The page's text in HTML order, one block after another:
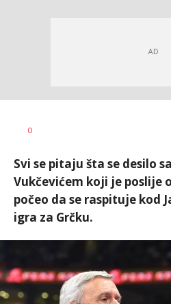
0
Svi se pitaju šta se desilo
Vukčevićem koji je poslije
počeo da se raspituje kod
igra za Grčku.